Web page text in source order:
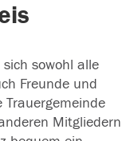
sowohl alle
Freunde und
Mitgliedern